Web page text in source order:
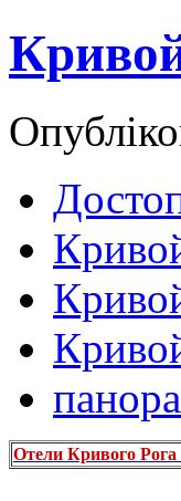
Отели Кривого Рога